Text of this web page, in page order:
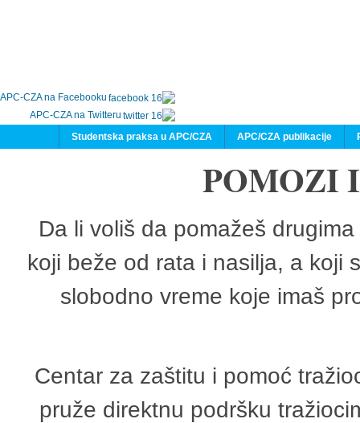
APC-CZA na Facebooku
APC-CZA na Twitteru
APC/CZA publikacije
Studentska praksa u APC/CZA
POMOZI
Da li voliš da pomažeš
koji beže od rata i nasilja, a koji
slobodno vreme koje imaš
Centar za zaštitu i pomoć
pruže direktnu podršku